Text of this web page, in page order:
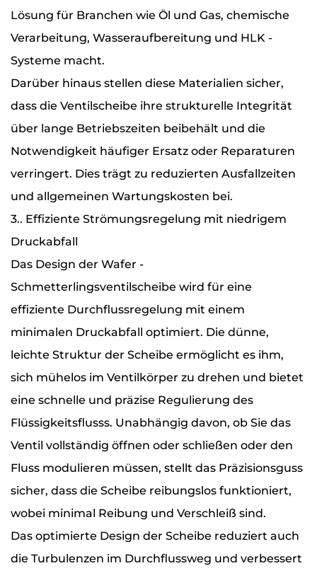
Lösung für Branchen wie Öl und Gas, chemische
Verarbeitung, Wasseraufbereitung und HLK -
Systeme macht.
Darüber hinaus stellen diese Materialien sicher,
dass die Ventilscheibe ihre strukturelle Integrität
über lange Betriebszeiten beibehält und die
Notwendigkeit häufiger Ersatz oder Reparaturen
verringert. Dies trägt zu reduzierten Ausfallzeiten
und allgemeinen Wartungskosten bei.
3.. Effiziente Strömungsregelung mit niedrigem
Druckabfall
Das Design der Wafer -
Schmetterlingsventilscheibe wird für eine
effiziente Durchflussregelung mit einem
minimalen Druckabfall optimiert. Die dünne,
leichte Struktur der Scheibe ermöglicht es ihm,
sich mühelos im Ventilkörper zu drehen und bietet
eine schnelle und präzise Regulierung des
Flüssigkeitsflusss. Unabhängig davon, ob Sie das
Ventil vollständig öffnen oder schließen oder den
Fluss modulieren müssen, stellt das Präzisionsguss
sicher, dass die Scheibe reibungslos funktioniert,
wobei minimal Reibung und Verschleiß sind.
Das optimierte Design der Scheibe reduziert auch
die Turbulenzen im Durchflussweg und verbessert